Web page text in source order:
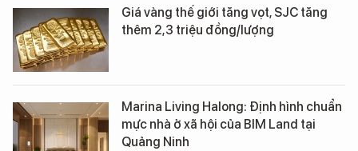
Giá vàng thế giới tăng vọt, SJC tăng
thêm 2,3 triệu đồng/lượng
Marina Living Halong: Định hình chuẩn
mực nhà ở xã hội của BIM Land tại
Quảng Ninh